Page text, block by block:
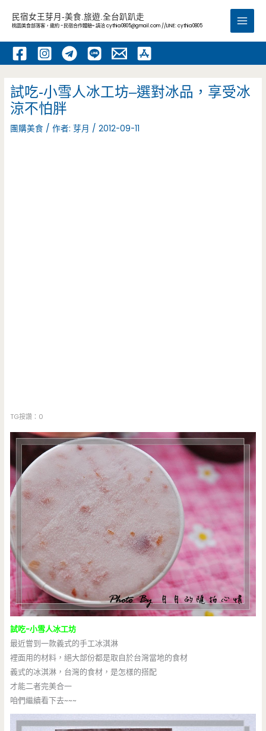
內
民宿女王芽月-美食.旅遊.全台趴趴走
桃園美食部落客，邀約 -民宿合作體驗~ 請洽cythia0805@gmail.com //LINE: cythia0805
Main
試吃-小雪人冰工坊–選對冰品，享受冰
涼不怕胖
團購美食 / 作者:芽月 /2012-09-11
TG按讚：0
試吃-小雪人冰工坊
最近嘗到一款義式的手工冰淇淋
裡面用的材料，絕大部份都是取自於台灣當地的食材
義式的冰淇淋，台灣的食材，是怎樣的搭配
才能二者完美合一
咱們繼續看下去~~~